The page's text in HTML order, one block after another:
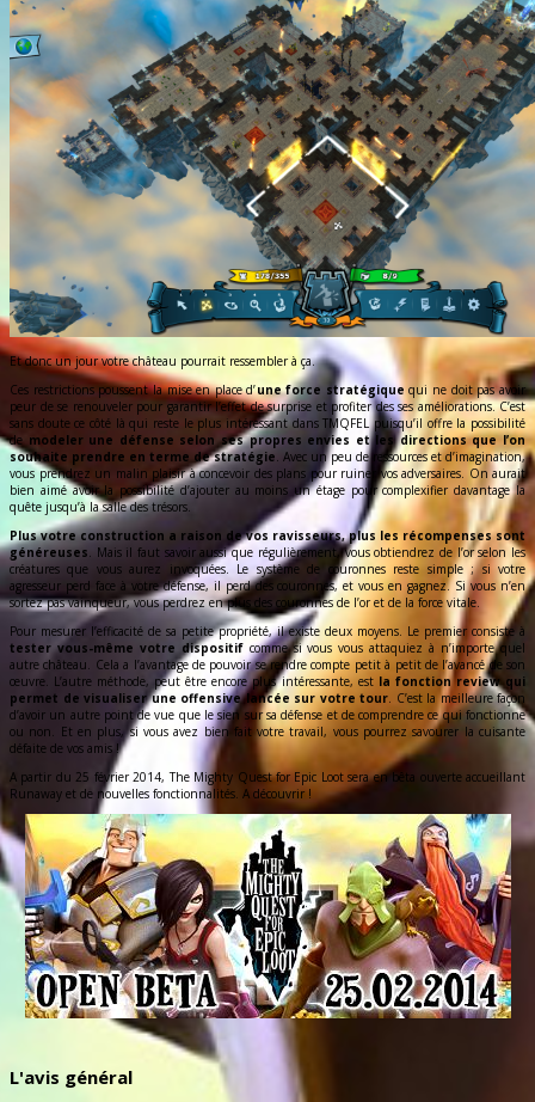
Et donc un jour votre château pourrait ressembler à ça.
Ces restrictions poussent la mise en place d’une force stratégique qui ne doit pas avoir
peur de se renouveler pour garantir l’effet de surprise et profiter des ses améliorations. C’est
sans doute ce côté là qui reste le plus intéressant dans TMQFEL puisqu’il offre la possibilité
de modeler une défense selon ses propres envies et les directions que l’on
souhaite prendre en terme de stratégie . Avec un peu de ressources et d’imagination,
vous prendrez un malin plaisir à concevoir des plans pour ruiner vos adversaires. On aurait
bien aimé avoir la possibilité d’ajouter au moins un étage pour complexifier davantage la
quête jusqu’à la salle des trésors.
Plus votre construction a raison de vos ravisseurs, plus les récompenses sont
généreuses . Mais il faut savoir aussi que régulièrement, vous obtiendrez de l’or selon les
créatures que vous aurez invoquées. Le système de couronnes reste simple ; si votre
agresseur perd face à votre défense, il perd des couronnes, et vous en gagnez. Si vous n’en
sortez pas vainqueur, vous perdrez en plus des couronnes de l’or et de la force vitale.
Pour mesurer l’efficacité de sa petite propriété, il existe deux moyens. Le premier consiste à
tester vous-même votre dispositifcomme si vous vous attaquiez à n’importe quel
autre château. Cela a l’avantage de pouvoir se rendre compte petit à petit de l’avancé de son
œuvre. L’autre méthode, peut être encore plus intéressante, est la fonction review qui
permet de visualiser une offensive lancée sur votre tour . C’est la meilleure façon
d’avoir un autre point de vue que le sien sur sa défense et de comprendre ce qui fonctionne
ou non. Et en plus, si vous avez bien fait votre travail, vous pourrez savourer la cuisante
défaite de vos amis !
A partir du 25 février 2014, The Mighty Quest for Epic Loot sera en bêta ouverte accueillant
Runaway et de nouvelles fonctionnalités. A découvrir !
L'avis général